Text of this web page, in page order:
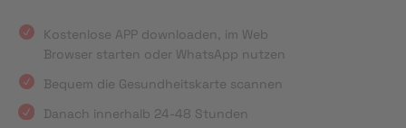
Kostenlose APP downloaden, im Web
Browser starten oder WhatsApp nutzen
Bequem die Gesundheitskarte scannen
Danach innerhalb 24-48 Stunden